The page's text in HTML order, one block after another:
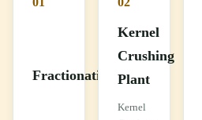
Fractionation
Kernel
Crushing
Plant
Kernel